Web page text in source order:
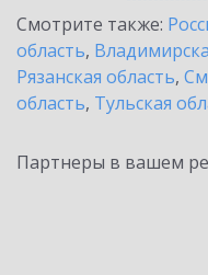
Смотрите также:
область,
Рязанская область,
область, Тульская
Партнеры в вашем